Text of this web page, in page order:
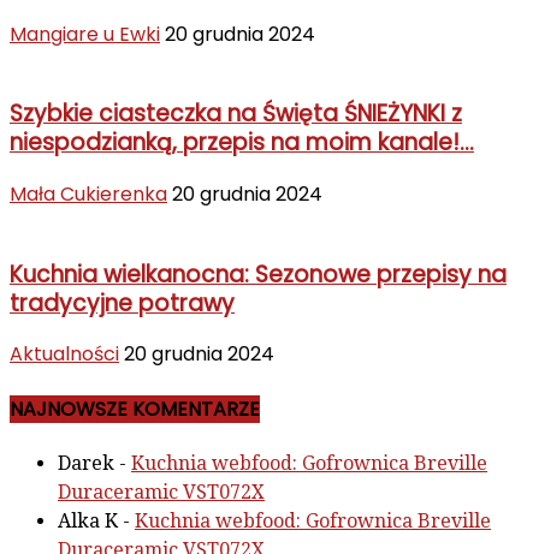
Mangiare u Ewki20 grudnia 2024
Szybkie ciasteczka na Święta ŚNIEŻYNKI z
niespodzianką, przepis na moim kanale!...
Mała Cukierenka20 grudnia 2024
Kuchnia wielkanocna: Sezonowe przepisy na
tradycyjne potrawy
Aktualności20 grudnia 2024
NAJNOWSZE KOMENTARZE
Darek - Kuchnia webfood: Gofrownica Breville
Duraceramic VST072X
Alka K- Kuchnia webfood: Gofrownica Breville